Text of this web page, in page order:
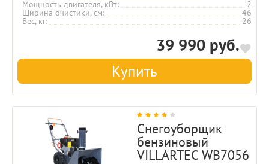
Мощность двигателя, кВт 2
Ширина очистики, см 46
Вес, кг 26
39 990 руб.
Купить
Снегоуборщик
бензиновый
VILLARTEC WB7056